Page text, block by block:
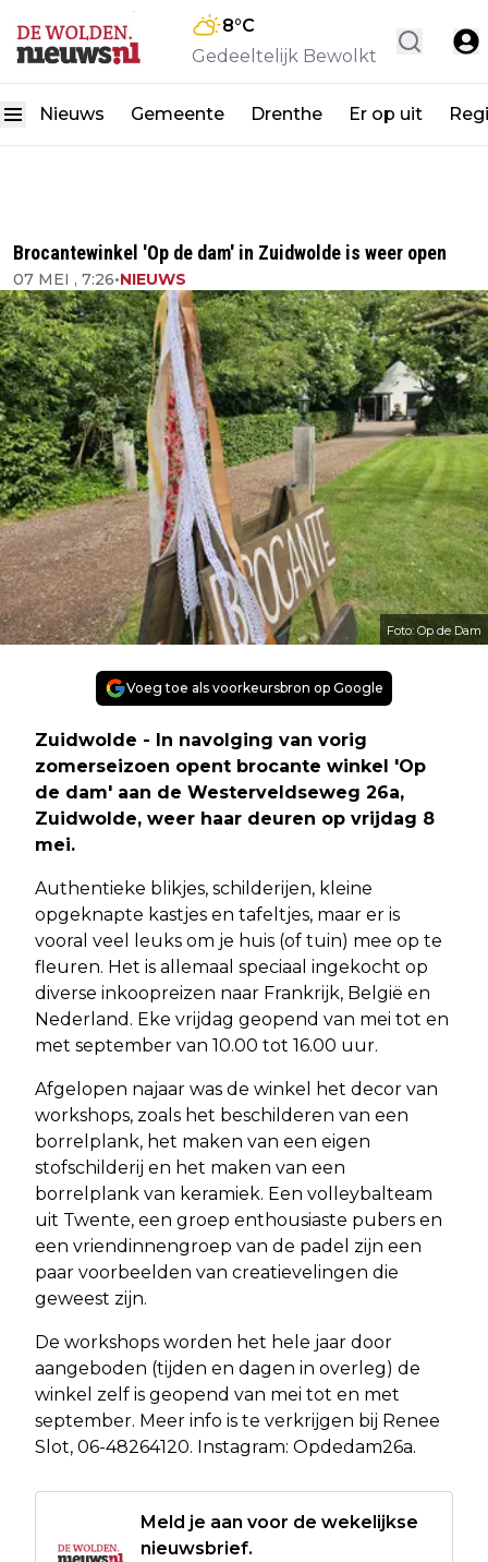
8°C
Gedeeltelijk Bewolkt
Nieuws Gemeente Drenthe Er op uit
Brocantewinkel 'Op de dam' in Zuidwolde is weer open
07 MEI , 7:26•NIEUWS
Foto: Op de Dam
Voeg toe als voorkeursbron op Google
Zuidwolde - In navolging van vorig
zomerseizoen opent brocante winkel 'Op
de dam' aan de Westerveldseweg 26a,
Zuidwolde, weer haar deuren op vrijdag 8
mei.
Authentieke blikjes, schilderijen, kleine
opgeknapte kastjes en tafeltjes, maar er is
vooral veel leuks om je huis (of tuin) mee op te
fleuren. Het is allemaal speciaal ingekocht op
diverse inkoopreizen naar Frankrijk, België en
Nederland. Eke vrijdag geopend van mei tot en
met september van 10.00 tot 16.00 uur.
Afgelopen najaar was de winkel het decor van
workshops, zoals het beschilderen van een
borrelplank, het maken van een eigen
stofschilderij en het maken van een
borrelplank van keramiek. Een volleybalteam
uit Twente, een groep enthousiaste pubers en
een vriendinnengroep van de padel zijn een
paar voorbeelden van creatievelingen die
geweest zijn.
De workshops worden het hele jaar door
aangeboden (tijden en dagen in overleg) de
winkel zelf is geopend van mei tot en met
september. Meer info is te verkrijgen bij Renee
Slot, 06-48264120. Instagram: Opdedam26a.
Meld je aan voor de wekelijkse
nieuwsbrief.